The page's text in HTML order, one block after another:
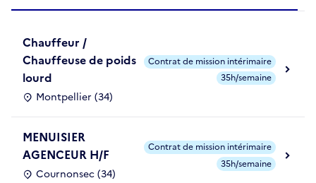
Chauffeur /
Chauffeuse de poids
lourd
Montpellier (34)
Contrat de mission intérimaire
35h/semaine
MENUISIER
AGENCEUR H/F
Cournonsec (34)
Contrat de mission intérimaire
35h/semaine